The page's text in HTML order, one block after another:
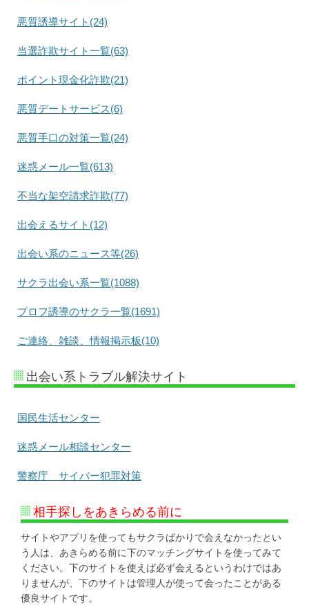
悪質誘導サイト(24)
当選詐欺サイト一覧(63)
ポイント現金化詐欺(21)
悪質デートサービス(6)
悪質手口の対策一覧(24)
迷惑メール一覧(613)
不当な架空請求詐欺(77)
出会えるサイト(12)
出会い系のニュース等(26)
サクラ出会い系一覧(1088)
プロフ誘導のサクラ一覧(1691)
ご連絡、雑談、情報掲示板(10)
出会い系トラブル解決サイト
国民生活センター
迷惑メール相談センター
警察庁 サイバー犯罪対策
相手探しをあきらめる前に
サイトやアプリを使ってもサクラばかりで会えなかったとい
う人は、あきらめる前に下のマッチングサイトを使ってみて
ください。下のサイトを使えば必ず会えるというわけではあ
りませんが、下のサイトは管理人が使って会ったことがある
優良サイトです。